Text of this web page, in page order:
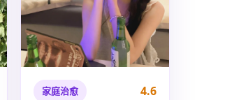
家庭治愈 4.6